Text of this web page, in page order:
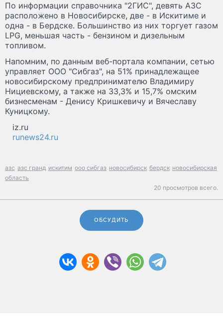
По информации справочника "2ГИС", девять АЗС
расположено в Новосибирске, две - в Искитиме и
одна - в Бердске. Большинство из них торгует газом
LPG, меньшая часть - бензином и дизельным
топливом.
Напомним, по данным веб-портала компании, сетью
управляет ООО "Сибгаз", на 51% принадлежащее
новосибирскому предпринимателю Владимиру
Нициевскому, а также на 33,3% и 15,7% омским
бизнесменам - Денису Кришкевичу и Вячеславу
Куницкому.
iz.ru
runews24.ru
азс азс гранд искитим ооо сибгаз новосибирск бердск новосибирская
область
20 просмотров всего.
ОБСУДИТЬ